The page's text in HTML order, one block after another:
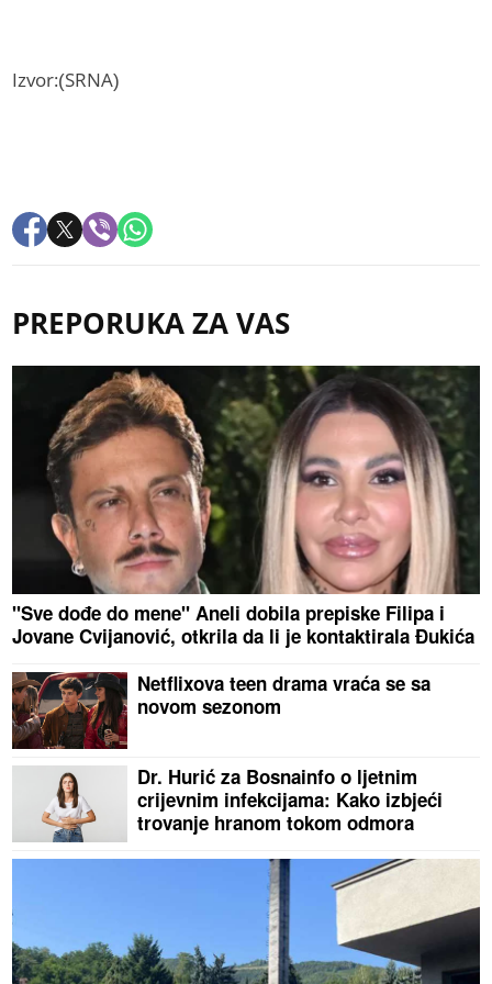
Izvor:(SRNA)
PREPORUKA ZA VAS
"Sve dođe do mene" Aneli dobila prepiske Filipa i
Jovane Cvijanović, otkrila da li je kontaktirala Đukića
Netflixova teen drama vraća se sa
novom sezonom
Dr. Hurić za Bosnainfo o ljetnim
crijevnim infekcijama: Kako izbjeći
trovanje hranom tokom odmora